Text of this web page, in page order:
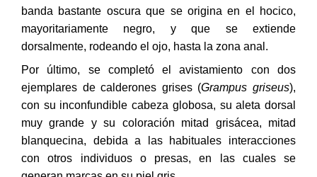
banda bastante oscura que se origina en el hocico,
mayoritariamente negro, y que se extiende
dorsalmente, rodeando el ojo, hasta la zona anal.
Por último, se completó el avistamiento con dos
ejemplares de calderones grises (Grampus griseus),
con su inconfundible cabeza globosa, su aleta dorsal
muy grande y su coloración mitad grisácea, mitad
blanquecina, debida a las habituales interacciones
con otros individuos o presas, en las cuales se